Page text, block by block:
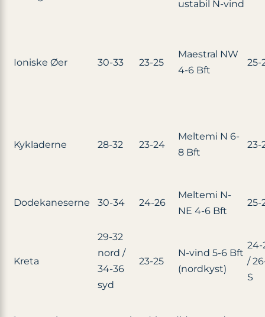
ustabil N-vind
Ioniske Øer 30-33 23-25
Maestral NW
4-6 Bft
25-
Kykladerne 28-32 23-24
Meltemi N 6-
8 Bft
23-
Dodekaneserne 30-34 24-26
Meltemi N-
NE 4-6 Bft
25-
Kreta
29-32
nord /
34-36
syd
23-25
N-vind 5-6 Bft
(nordkyst)
24-
/
S